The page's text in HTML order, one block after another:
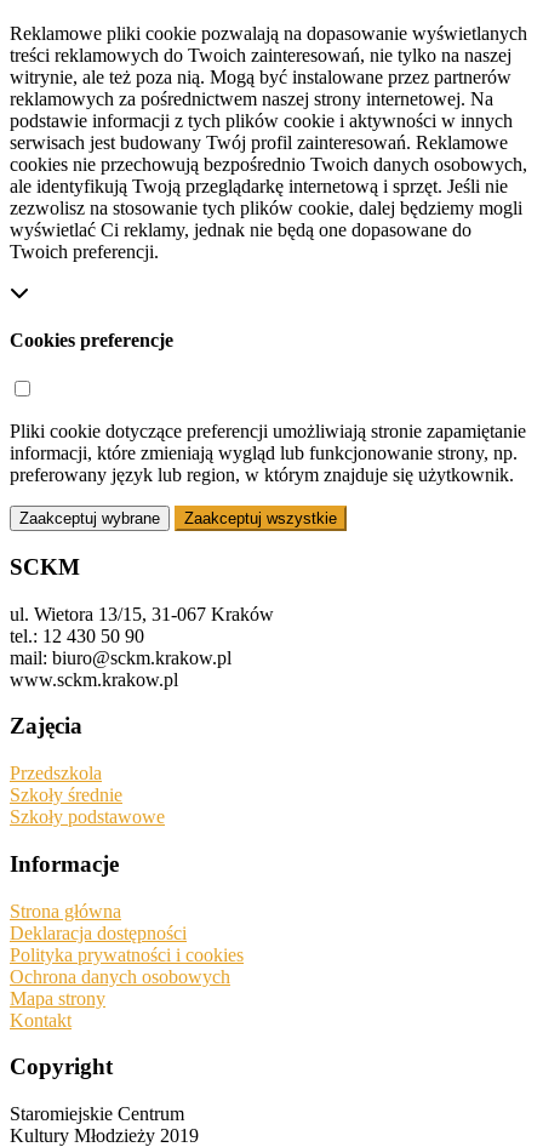
Reklamowe pliki cookie pozwalają na dopasowanie wyświetlanych
treści reklamowych do Twoich zainteresowań, nie tylko na naszej
witrynie, ale też poza nią. Mogą być instalowane przez partnerów
reklamowych za pośrednictwem naszej strony internetowej. Na
podstawie informacji z tych plików cookie i aktywności w innych
serwisach jest budowany Twój profil zainteresowań. Reklamowe
cookies nie przechowują bezpośrednio Twoich danych osobowych,
ale identyfikują Twoją przeglądarkę internetową i sprzęt. Jeśli nie
zezwolisz na stosowanie tych plików cookie, dalej będziemy mogli
wyświetlać Ci reklamy, jednak nie będą one dopasowane do
Twoich preferencji.
Cookies preferencje
Pliki cookie dotyczące preferencji umożliwiają stronie zapamiętanie
informacji, które zmieniają wygląd lub funkcjonowanie strony, np.
preferowany język lub region, w którym znajduje się użytkownik.
Zaakceptuj wybrane Zaakceptuj wszystkie
SCKM
ul. Wietora 13/15, 31-067 Kraków
tel.: 12 430 50 90
mail: biuro@sckm.krakow.pl
www.sckm.krakow.pl
Zajęcia
Przedszkola
Szkoły średnie
Szkoły podstawowe
Informacje
Strona główna
Deklaracja dostępności
Polityka prywatności i cookies
Ochrona danych osobowych
Mapa strony
Kontakt
Copyright
Staromiejskie Centrum
Kultury Młodzieży 2019